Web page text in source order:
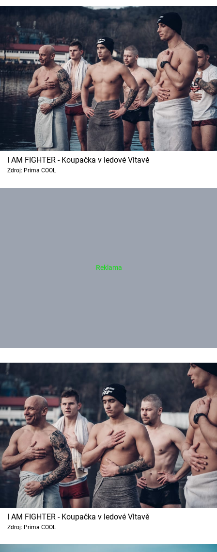
I AM FIGHTER - Koupačka v ledové Vltavě
Zdroj: Prima COOL
I AM FIGHTER - Koupačka v ledové Vltavě
Zdroj: Prima COOL